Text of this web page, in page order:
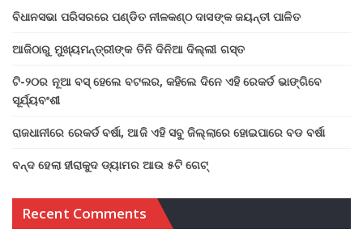
ବିଧାନସଭା ପରିସରରେ ପଣ୍ଡିତ ନୀଳକଣ୍ଠ ଦାସଙ୍କ ଜୟନ୍ତୀ ପାଳିତ
ଆଜିଠାରୁ ମୁଖ୍ୟମନ୍ତ୍ରୀଙ୍କ ତିନି ଦିନିଆ ଦିଲ୍ଲୀ ଗସ୍ତ
ଟି-୨୦ର ନୂଆ ବସ୍ ହେଲେ ବଟଲର, କହିଲେ ଦିନେ ଏହି ରେକର୍ଡ ଭାଙ୍ଗିବେ
ସୂର୍ଯ୍ୟବଂଶୀ
ରାଜଧାନୀରେ ରେକର୍ଡ ବର୍ଷା, ଆଜି ଏହି ସବୁ ଜିଲ୍ଲାରେ ହୋଇପାରେ ବଡ ବର୍ଷା
ବନ୍ଦ ହେଲା ହୀରାକୁଦ ଡ୍ୟାମର ଆଉ ୫ଟି ଗେଟ୍
Recent Comments